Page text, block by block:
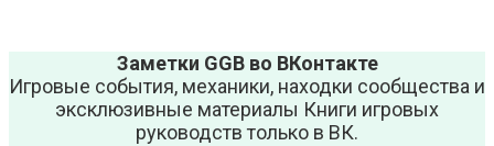
Заметки GGB во ВКонтакте
Игровые события, механики, находки сообщества и
эксклюзивные материалы Книги игровых
руководств только в ВК.